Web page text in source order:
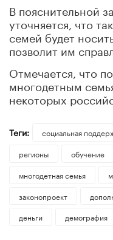
В пояснительной
уточняется, что
семей будет
позволит им
Отмечается, что
многодетным
некоторых
Теги: социальная
регионы
обучение
многодетная семья
законопроект
деньги
демография